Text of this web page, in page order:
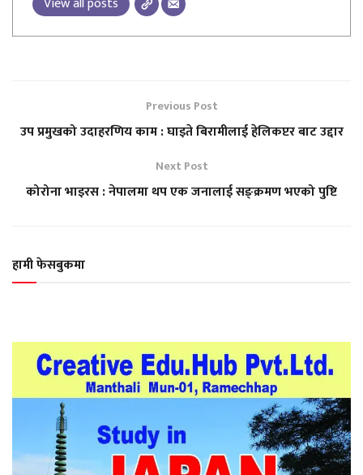
Previous Post
उप प्रमुखको उदाहरणिय काम : घाइते बिरामीलाई हेलिकप्टर बाट उद्दार
Next Post
कोरोना भाइरस : नेपालमा थप एक जनालाई सङ्क्रमण भएको पुष्टि
हामी फेसबुकमा